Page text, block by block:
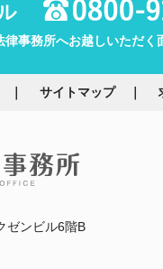
事務所へお越しいただ
サイトマップ
ゼンビル6階B